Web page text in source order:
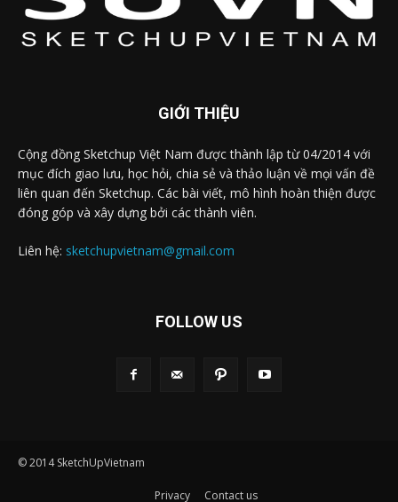
GIỚI THIỆU
Cộng đồng Sketchup Việt Nam được thành lập từ 04/2014 với
mục đích giao lưu, học hỏi, chia sẻ và thảo luận về mọi vấn đề
liên quan đến Sketchup. Các bài viết, mô hình hoàn thiện được
đóng góp và xây dựng bởi các thành viên.
Liên hệ: sketchupvietnam@gmail.com
FOLLOW US
© 2014 SketchUpVietnam
Privacy Contact us